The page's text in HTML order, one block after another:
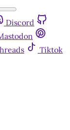
Discord
Tiktok